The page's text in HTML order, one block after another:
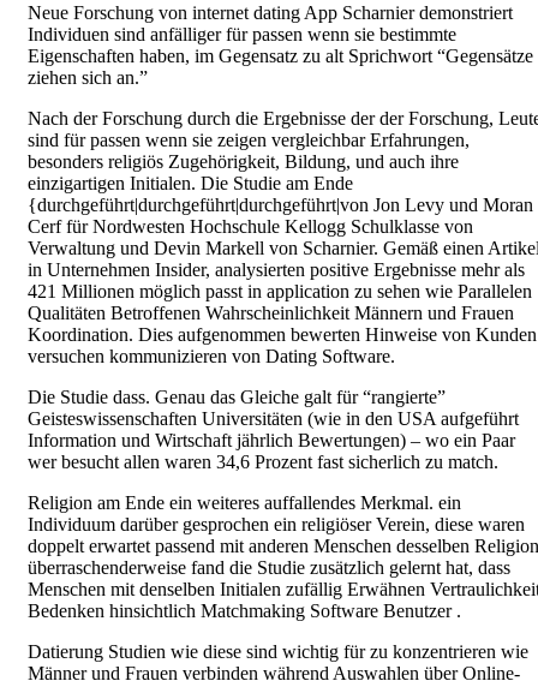
Neue Forschung von internet dating App Scharnier demonstriert
Individuen sind anfälliger für passen wenn sie bestimmte
Eigenschaften haben, im Gegensatz zu alt Sprichwort “Gegensätze
ziehen sich an.”
Nach der Forschung durch die Ergebnisse der der Forschung,
sind für passen wenn sie zeigen vergleichbar Erfahrungen,
besonders religiös Zugehörigkeit, Bildung, und auch ihre
einzigartigen Initialen. Die Studie am Ende
{durchgeführt|durchgeführt|durchgeführt|von Jon Levy und Moran
Cerf für Nordwesten Hochschule Kellogg Schulklasse von
Verwaltung und Devin Markell von Scharnier. Gemäß einen
in Unternehmen Insider, analysierten positive Ergebnisse mehr als
421 Millionen möglich passt in application zu sehen wie Parallelen
Qualitäten Betroffenen Wahrscheinlichkeit Männern und Frauen
Koordination. Dies aufgenommen bewerten Hinweise von Kunden
versuchen kommunizieren von Dating Software.
Die Studie dass. Genau das Gleiche galt für “rangierte”
Geisteswissenschaften Universitäten (wie in den USA aufgeführt
Information und Wirtschaft jährlich Bewertungen) – wo ein Paar
wer besucht allen waren 34,6 Prozent fast sicherlich zu match.
Religion am Ende ein weiteres auffallendes Merkmal. ein
Individuum darüber gesprochen ein religiöser Verein, diese waren
doppelt erwartet passend mit anderen Menschen desselben
überraschenderweise fand die Studie zusätzlich gelernt hat, dass
Menschen mit denselben Initialen zufällig Erwähnen
Bedenken hinsichtlich Matchmaking Software Benutzer .
Datierung Studien wie diese sind wichtig für zu konzentrieren wie
Männer und Frauen verbinden während Auswahlen über Online-